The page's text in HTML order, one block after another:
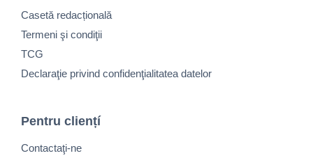
Casetă redacțională
Termeni şi condiţii
TCG
Declaraţie privind confidenţialitatea datelor
Pentru cliențí
Contactaţi-ne